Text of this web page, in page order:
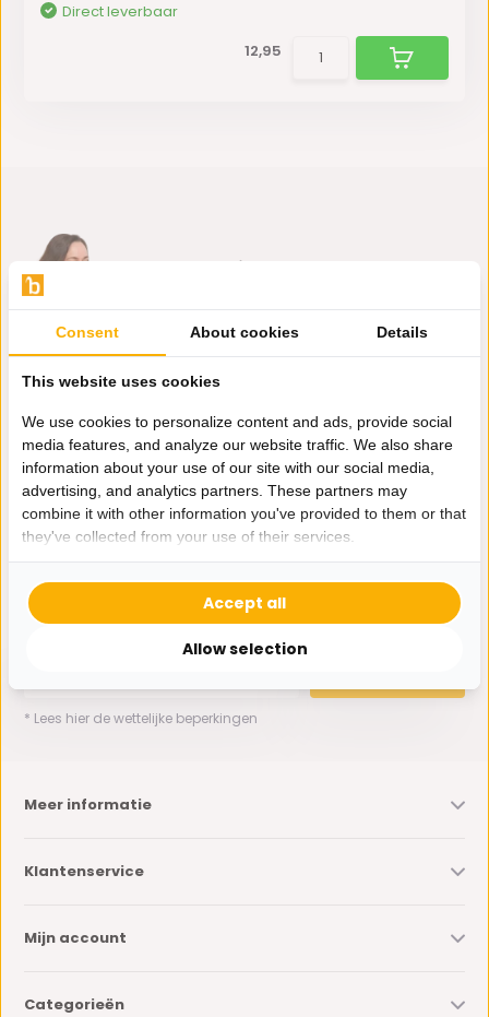
Direct leverbaar
12,95
Hulp nodig?
Whatsapp ons
0162-231130
klantenservice@bazaaronline.nl
Ontvang de nieuwste aanbiedingen en promoties. We zullen
je niet spammen, beloofd.
* Lees hier de wettelijke beperkingen
Meer informatie
Klantenservice
Mijn account
Categorieën
Consent About cookies Details
This website uses cookies
We use cookies to personalize content and ads, provide social
media features, and analyze our website traffic. We also share
information about your use of our site with our social media,
advertising, and analytics partners. These partners may
combine it with other information you've provided to them or that
they've collected from your use of their services.
Allow selection
Accept all